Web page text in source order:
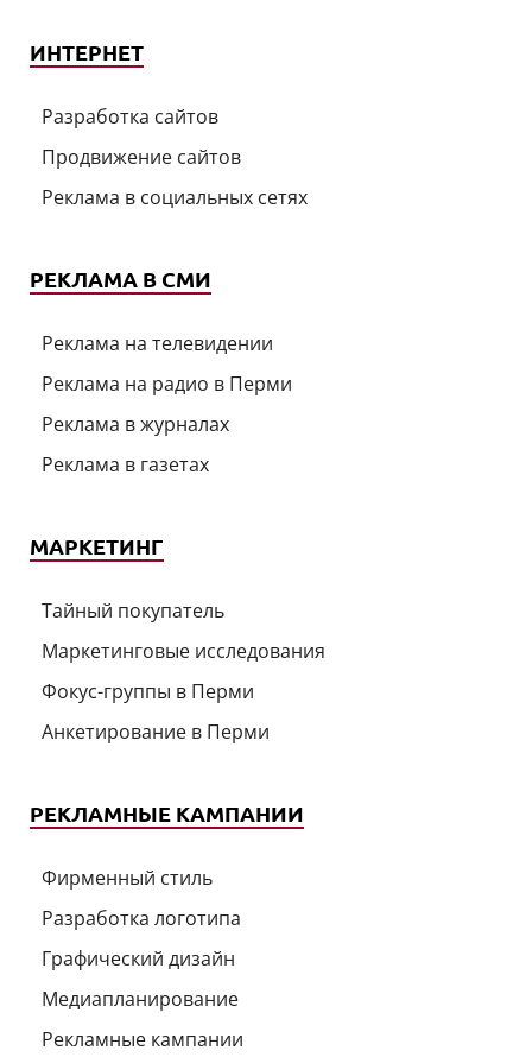
ИНТЕРНЕТ
Разработка сайтов
Продвижение сайтов
Реклама в социальных сетях
РЕКЛАМА В СМИ
Реклама на телевидении
Реклама на радио в Перми
Реклама в журналах
Реклама в газетах
МАРКЕТИНГ
Тайный покупатель
Маркетинговые исследования
Фокус-группы в Перми
Анкетирование в Перми
РЕКЛАМНЫЕ КАМПАНИИ
Фирменный стиль
Разработка логотипа
Графический дизайн
Медиапланирование
Рекламные кампании